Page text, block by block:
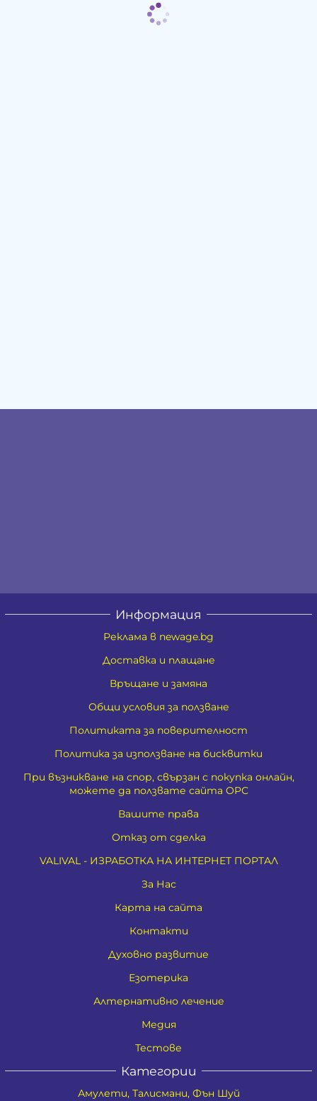
Информация
Реклама в newage.bg
Доставка и плащане
Връщане и замяна
Общи условия за ползване
Политиката за поверителност
Политика за използване на бисквитки
При възникване на спор, свързан с покупка онлайн,
можете да ползвате сайта ОРС
Вашите права
Отказ от сделка
VALIVAL - ИЗРАБОТКА НА ИНТЕРНЕТ ПОРТАЛ
За Нас
Карта на сайта
Контакти
Духовно развитие
Езотерика
Алтернативно лечение
Медия
Тестове
Категории
Амулети, Талисмани, Фън Шуй